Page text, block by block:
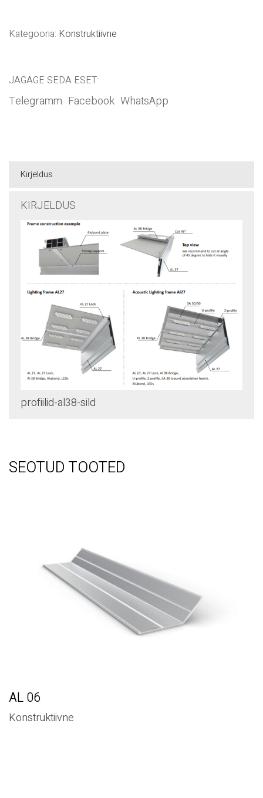
Kategooria: Konstruktiivne
JAGAGE SEDA ESET:
Telegramm Facebook WhatsApp
Kirjeldus
KIRJELDUS
profiilid-al38-sild
SEOTUD TOOTED
AL 06
Konstruktiivne